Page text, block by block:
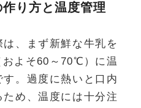
り方と温度管理
、まず新鮮な牛乳を
およそ60～70℃）に温
。過度に熱いと口内
め、温度には十分注